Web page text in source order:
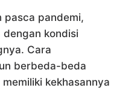
pasca pandemi,
dengan kondisi
Cara
berbeda-beda
kekhasannya